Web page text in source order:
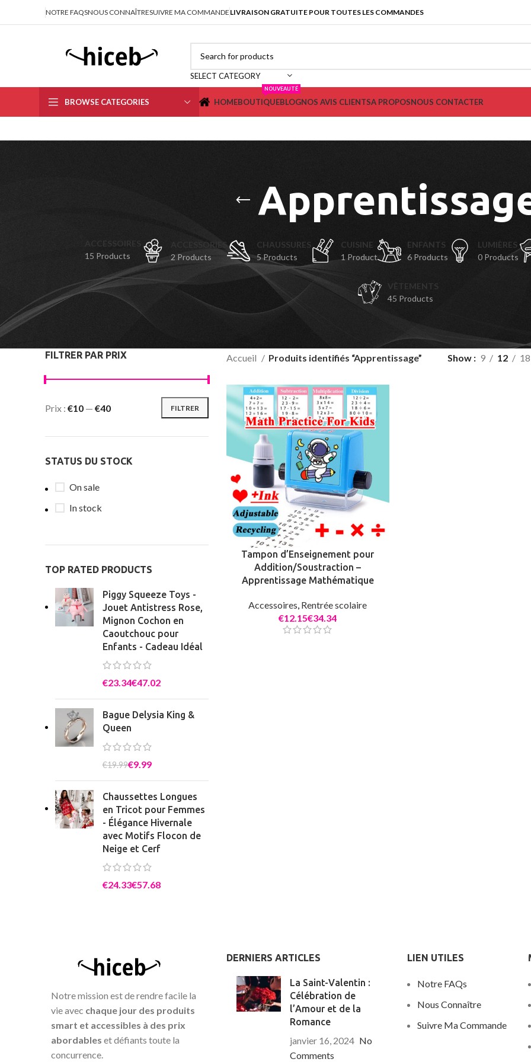
NOTRE FAQSNOUS CONNAÎTRESUIVRE MA COMMANDE LIVRAISON GRATUITE POUR TOUTES LES COMMANDES
SELECT CATEGORY
BROWSE CATEGORIES HOMEBOUTIQUE
NOUVEAUTÉ
BLOGNOS AVIS CLIENTSA PROPOSNOUS CONTACTER
ACCESSOIRES
15 Products
ACCESSORIES
2 Products
CHAUSSURES
5 Products
CUISINE
1 Product
ENFANTS
6 Products
LUMIÈRES
0 Products
VÊTEMENTS
45 Products
FILTRER PAR PRIX
FILTRER
Prix : €10 — €40
STATUS DU STOCK
On sale
In stock
TOP RATED PRODUCTS
Piggy Squeeze Toys -
Jouet Antistress Rose,
Mignon Cochon en
Caoutchouc pour
Enfants - Cadeau Idéal
€ €
Bague Delysia King &
Queen
€19.99€9.99
Chaussettes Longues
en Tricot pour Femmes
- Élégance Hivernale
avec Motifs Flocon de
Neige et Cerf
€ €
Accueil Produits identifiés “Apprentissage” Show 9 12 18
Tampon d’Enseignement pour
Addition/Soustraction –
Apprentissage Mathématique
Accessoires, Rentrée scolaire
€
€
Notre mission est de rendre facile la
vie avec chaque jour des produits
smart et accessibles à des prix
abordables et défiants toute la
concurrence.
DERNIERS ARTICLES
La Saint-Valentin :
Célébration de
l’Amour et de la
Romance
janvier 16, 2024 No
Comments
LIEN UTILES
Notre FAQs
Nous Connaître
Suivre Ma Commande